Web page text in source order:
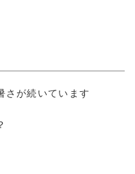
さが続いています